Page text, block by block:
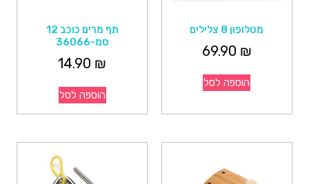
מטלופון 8 צלילים
69.90 ₪
הוספה לסל
תף מרים כוכב 12
סמ-36066
14.90 ₪
הוספה לסל